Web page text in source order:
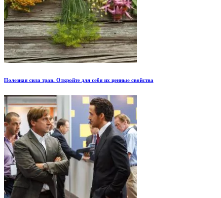
Полезная сила трав. Откройте для себя их ценные свойства